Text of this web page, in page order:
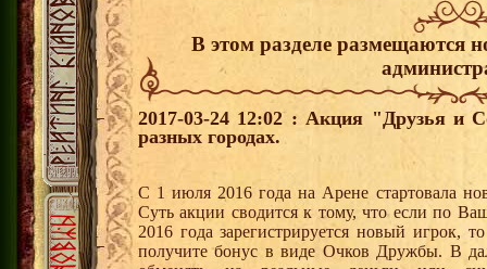
В этом разделе размещаются
2017-03-24 12:02 : Акция "Друзья и
разных городах.
С 1 июля 2016 года на Арене стартовала
Суть акции сводится к тому, что если по
2016 года зарегистрируется новый
получите бонус в виде Очков Дружбы. В